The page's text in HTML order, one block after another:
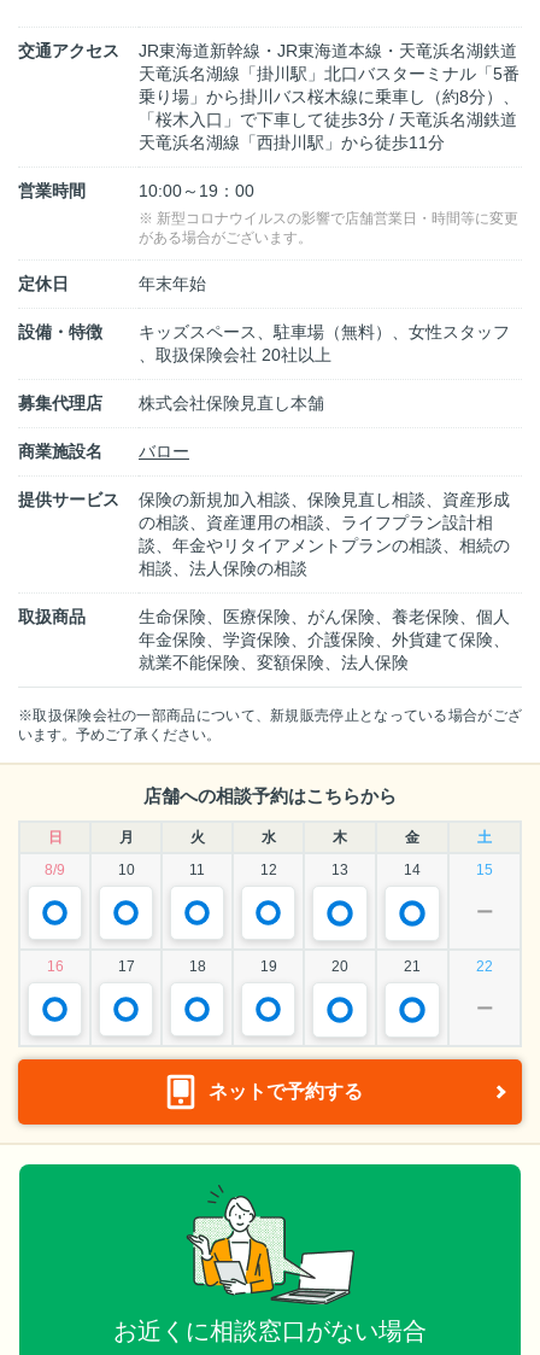
交通アクセス
JR東海道新幹線・JR東海道本線・天竜浜名湖鉄道
天竜浜名湖線「掛川駅」北口バスターミナル「5番
乗り場」から掛川バス桜木線に乗車し（約8分）、
「桜木入口」で下車して徒歩3分 / 天竜浜名湖鉄道
天竜浜名湖線「西掛川駅」から徒歩11分
営業時間 10:00～19：00
※ 新型コロナウイルスの影響で店舗営業日・時間等に変更
がある場合がございます。
定休日 年末年始
設備・特徴
キッズスペース、駐車場（無料）、女性スタッフ
、取扱保険会社 20社以上
募集代理店 株式会社保険見直し本舗
商業施設名 バロー
提供サービス
保険の新規加入相談、保険見直し相談、資産形成
の相談、資産運用の相談、ライフプラン設計相
談、年金やリタイアメントプランの相談、相続の
相談、法人保険の相談
取扱商品
生命保険、医療保険、がん保険、養老保険、個人
年金保険、学資保険、介護保険、外貨建て保険、
就業不能保険、変額保険、法人保険
※取扱保険会社の一部商品について、新規販売停止となっている場合がござ
います。予めご了承ください。
店舗への相談予約はこちらから
日 月 火 水 木 金
土
8/9
10 11 12 13 14 15
ー
16 17 18 19 20 21 22
ー
ネットで予約する
お近くに相談窓口がない場合